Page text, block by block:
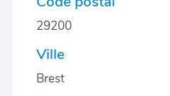
29200
Ville
Brest